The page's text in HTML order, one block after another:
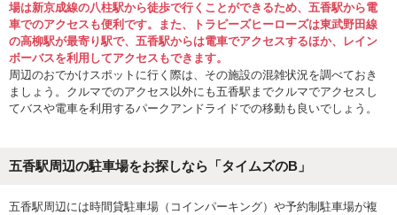
場は新京成線の八柱駅から徒歩で行くことができるため、五香駅から電
車でのアクセスも便利です。また、トラピーズヒーローズは東武野田線
の高柳駅が最寄り駅で、五香駅からは電車でアクセスするほか、レイン
ボーバスを利用してアクセスもできます。
周辺のおでかけスポットに行く際は、その施設の混雑状況を調べておき
ましょう。クルマでのアクセス以外にも五香駅までクルマでアクセスし
てバスや電車を利用するパークアンドライドでの移動も良いでしょう。
五香駅周辺の駐車場をお探しなら「タイムズのB」
五香駅周辺には時間貸駐車場（コインパーキング）や予約制駐車場が複